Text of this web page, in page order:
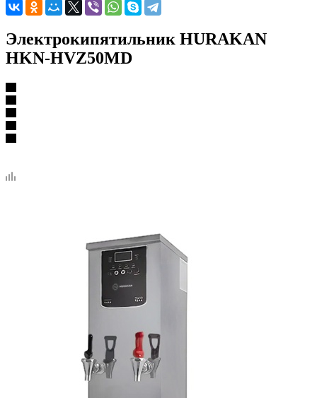
Электрокипятильник HURAKAN
HKN-HVZ50MD